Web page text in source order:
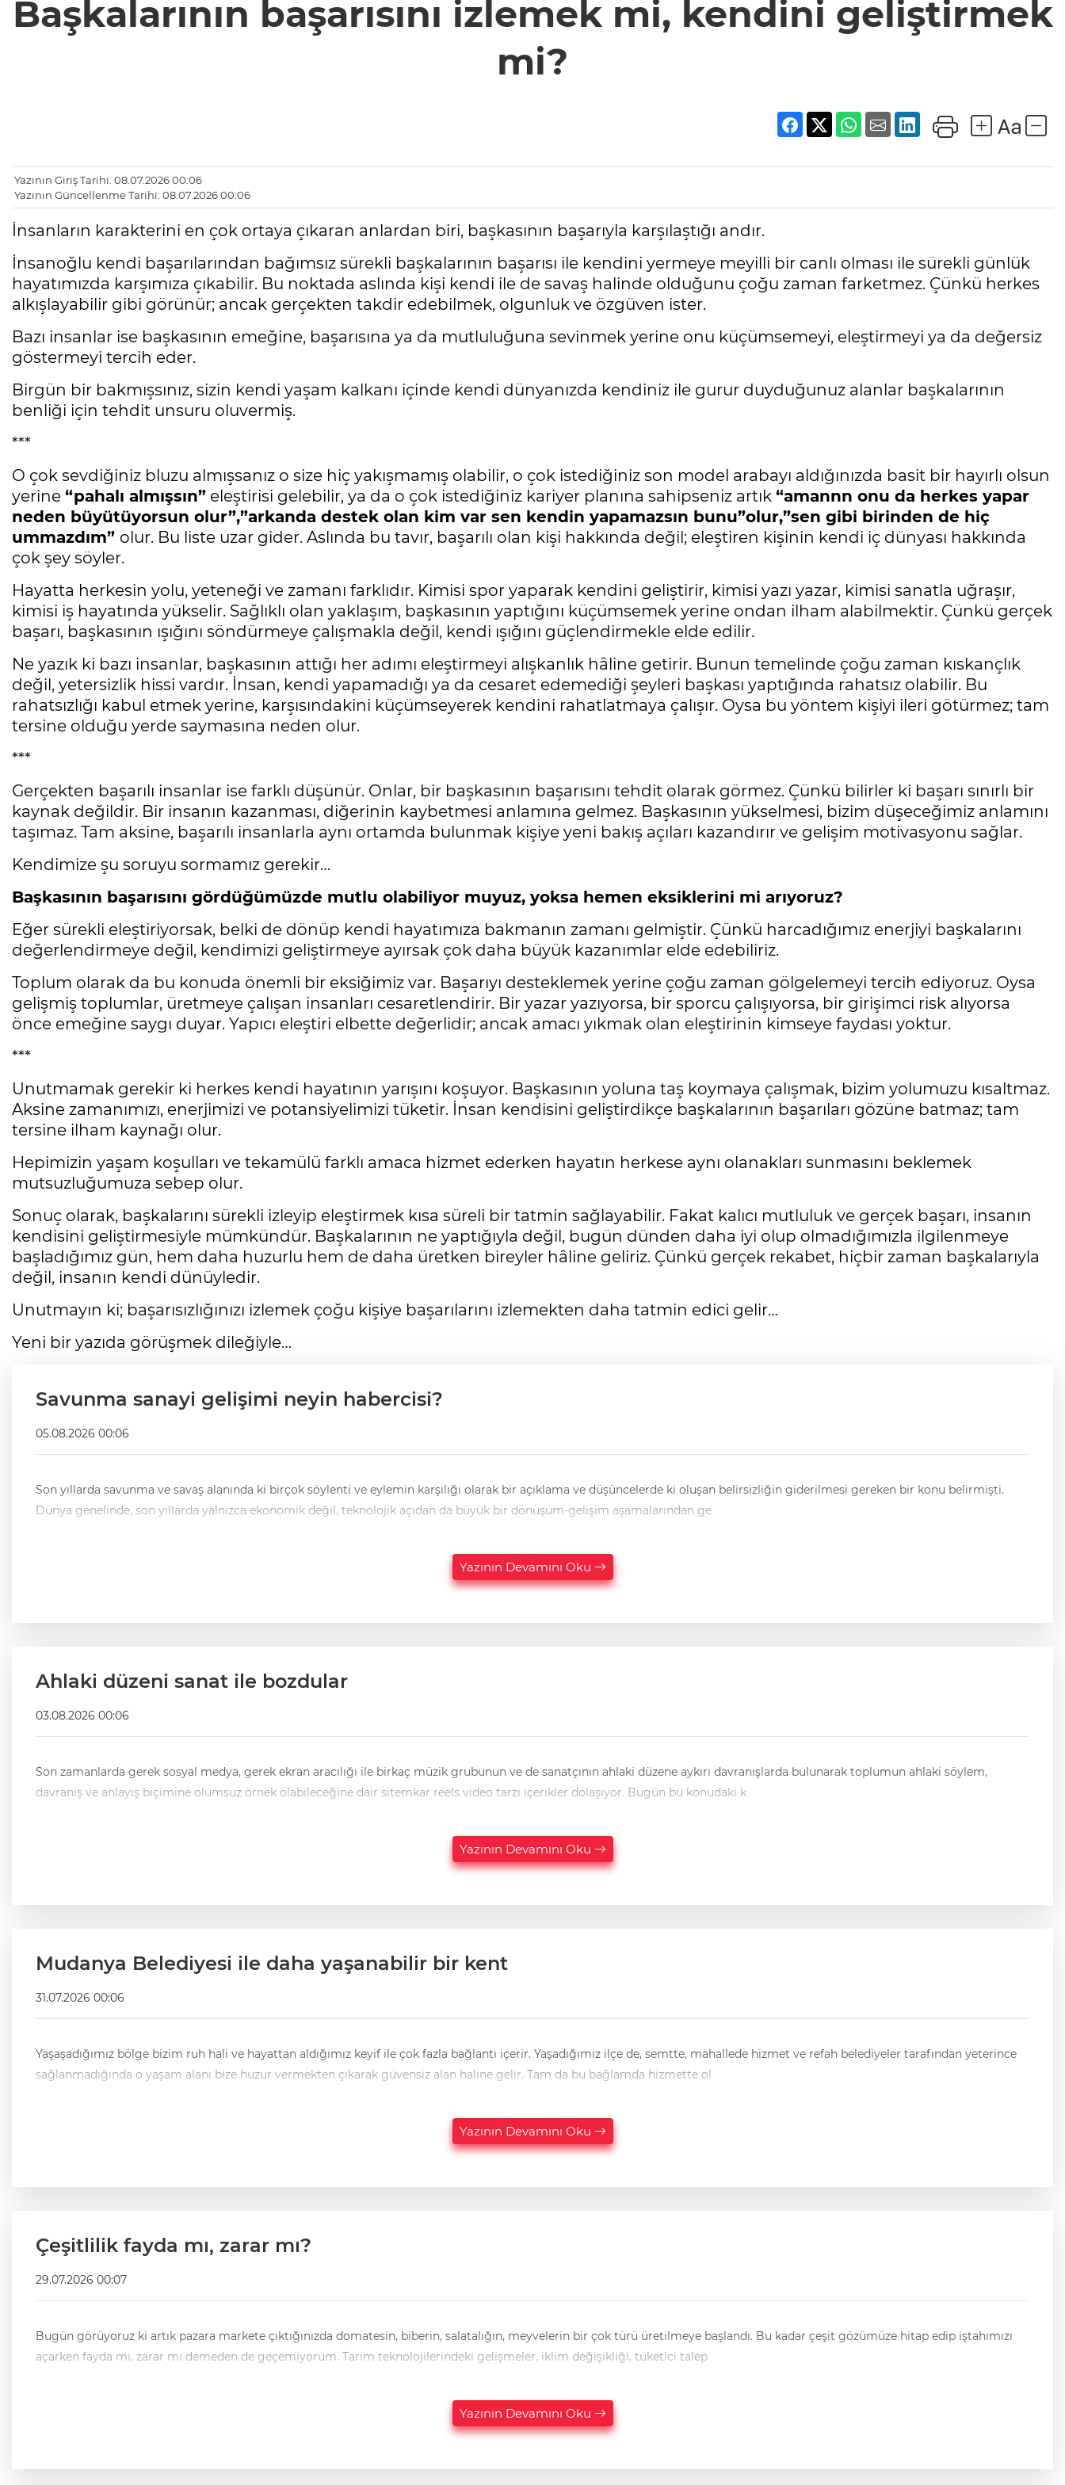
Başkalarının başarısını izlemek mi, kendini geliştirmek
mi?
Yazının Giriş Tarihi: 08.07.2026 00:06
Yazının Güncellenme Tarihi: 08.07.2026 00:06
İnsanların karakterini en çok ortaya çıkaran anlardan biri, başkasının başarıyla karşılaştığı andır.
İnsanoğlu kendi başarılarından bağımsız sürekli başkalarının başarısı ile kendini yermeye meyilli bir canlı olması ile sürekli günlük
hayatımızda karşımıza çıkabilir. Bu noktada aslında kişi kendi ile de savaş halinde olduğunu çoğu zaman farketmez. Çünkü herkes
alkışlayabilir gibi görünür; ancak gerçekten takdir edebilmek, olgunluk ve özgüven ister.
Bazı insanlar ise başkasının emeğine, başarısına ya da mutluluğuna sevinmek yerine onu küçümsemeyi, eleştirmeyi ya da değersiz
göstermeyi tercih eder.
Birgün bir bakmışsınız, sizin kendi yaşam kalkanı içinde kendi dünyanızda kendiniz ile gurur duyduğunuz alanlar başkalarının
benliği için tehdit unsuru oluvermiş.
***
O çok sevdiğiniz bluzu almışsanız o size hiç yakışmamış olabilir, o çok istediğiniz son model arabayı aldığınızda basit bir hayırlı olsun
yerine “pahalı almışsın” eleştirisi gelebilir, ya da o çok istediğiniz kariyer planına sahipseniz artık “amannn onu da herkes yapar
neden büyütüyorsun olur”,”arkanda destek olan kim var sen kendin yapamazsın bunu”olur,”sen gibi birinden de hiç
ummazdım” olur. Bu liste uzar gider. Aslında bu tavır, başarılı olan kişi hakkında değil; eleştiren kişinin kendi iç dünyası hakkında
çok şey söyler.
Hayatta herkesin yolu, yeteneği ve zamanı farklıdır. Kimisi spor yaparak kendini geliştirir, kimisi yazı yazar, kimisi sanatla uğraşır,
kimisi iş hayatında yükselir. Sağlıklı olan yaklaşım, başkasının yaptığını küçümsemek yerine ondan ilham alabilmektir. Çünkü gerçek
başarı, başkasının ışığını söndürmeye çalışmakla değil, kendi ışığını güçlendirmekle elde edilir.
Ne yazık ki bazı insanlar, başkasının attığı her adımı eleştirmeyi alışkanlık hâline getirir. Bunun temelinde çoğu zaman kıskançlık
değil, yetersizlik hissi vardır. İnsan, kendi yapamadığı ya da cesaret edemediği şeyleri başkası yaptığında rahatsız olabilir. Bu
rahatsızlığı kabul etmek yerine, karşısındakini küçümseyerek kendini rahatlatmaya çalışır. Oysa bu yöntem kişiyi ileri götürmez; tam
tersine olduğu yerde saymasına neden olur.
***
Gerçekten başarılı insanlar ise farklı düşünür. Onlar, bir başkasının başarısını tehdit olarak görmez. Çünkü bilirler ki başarı sınırlı bir
kaynak değildir. Bir insanın kazanması, diğerinin kaybetmesi anlamına gelmez. Başkasının yükselmesi, bizim düşeceğimiz anlamını
taşımaz. Tam aksine, başarılı insanlarla aynı ortamda bulunmak kişiye yeni bakış açıları kazandırır ve gelişim motivasyonu sağlar.
Kendimize şu soruyu sormamız gerekir…
Başkasının başarısını gördüğümüzde mutlu olabiliyor muyuz, yoksa hemen eksiklerini mi arıyoruz?
Eğer sürekli eleştiriyorsak, belki de dönüp kendi hayatımıza bakmanın zamanı gelmiştir. Çünkü harcadığımız enerjiyi başkalarını
değerlendirmeye değil, kendimizi geliştirmeye ayırsak çok daha büyük kazanımlar elde edebiliriz.
Toplum olarak da bu konuda önemli bir eksiğimiz var. Başarıyı desteklemek yerine çoğu zaman gölgelemeyi tercih ediyoruz. Oysa
gelişmiş toplumlar, üretmeye çalışan insanları cesaretlendirir. Bir yazar yazıyorsa, bir sporcu çalışıyorsa, bir girişimci risk alıyorsa
önce emeğine saygı duyar. Yapıcı eleştiri elbette değerlidir; ancak amacı yıkmak olan eleştirinin kimseye faydası yoktur.
***
Unutmamak gerekir ki herkes kendi hayatının yarışını koşuyor. Başkasının yoluna taş koymaya çalışmak, bizim yolumuzu kısaltmaz.
Aksine zamanımızı, enerjimizi ve potansiyelimizi tüketir. İnsan kendisini geliştirdikçe başkalarının başarıları gözüne batmaz; tam
tersine ilham kaynağı olur.
Hepimizin yaşam koşulları ve tekamülü farklı amaca hizmet ederken hayatın herkese aynı olanakları sunmasını beklemek
mutsuzluğumuza sebep olur.
Sonuç olarak, başkalarını sürekli izleyip eleştirmek kısa süreli bir tatmin sağlayabilir. Fakat kalıcı mutluluk ve gerçek başarı, insanın
kendisini geliştirmesiyle mümkündür. Başkalarının ne yaptığıyla değil, bugün dünden daha iyi olup olmadığımızla ilgilenmeye
başladığımız gün, hem daha huzurlu hem de daha üretken bireyler hâline geliriz. Çünkü gerçek rekabet, hiçbir zaman başkalarıyla
değil, insanın kendi dünüyledir.
Unutmayın ki; başarısızlığınızı izlemek çoğu kişiye başarılarını izlemekten daha tatmin edici gelir…
Yeni bir yazıda görüşmek dileğiyle…
Savunma sanayi gelişimi neyin habercisi?
05.08.2026 00:06
Son yıllarda savunma ve savaş alanında ki birçok söylenti ve eylemin karşılığı olarak bir açıklama ve düşüncelerde ki oluşan belirsizliğin giderilmesi gereken bir konu belirmişti.
Dünya genelinde, son yıllarda yalnızca ekonomik değil, teknolojik açıdan da büyük bir dönüşüm-gelişim aşamalarından ge
Yazının Devamını Oku
Ahlaki düzeni sanat ile bozdular
03.08.2026 00:06
Son zamanlarda gerek sosyal medya, gerek ekran aracılığı ile birkaç müzik grubunun ve de sanatçının ahlaki düzene aykırı davranışlarda bulunarak toplumun ahlaki söylem,
davranış ve anlayış biçimine olumsuz örnek olabileceğine dair sitemkar reels video tarzı içerikler dolaşıyor. Bugün bu konudaki k
Yazının Devamını Oku
Mudanya Belediyesi ile daha yaşanabilir bir kent
31.07.2026 00:06
Yaşaşadığımız bölge bizim ruh hali ve hayattan aldığımız keyif ile çok fazla bağlantı içerir. Yaşadığımız ilçe de, semtte, mahallede hizmet ve refah belediyeler tarafından yeterince
sağlanmadığında o yaşam alanı bize huzur vermekten çıkarak güvensiz alan haline gelir. Tam da bu bağlamda hizmette ol
Yazının Devamını Oku
Çeşitlilik fayda mı, zarar mı?
29.07.2026 00:07
Bugün görüyoruz ki artık pazara markete çıktığınızda domatesin, biberin, salatalığın, meyvelerin bir çok türü üretilmeye başlandı. Bu kadar çeşit gözümüze hitap edip iştahımızı
açarken fayda mı, zarar mı demeden de geçemiyorum. Tarım teknolojilerindeki gelişmeler, iklim değişikliği, tüketici talep
Yazının Devamını Oku